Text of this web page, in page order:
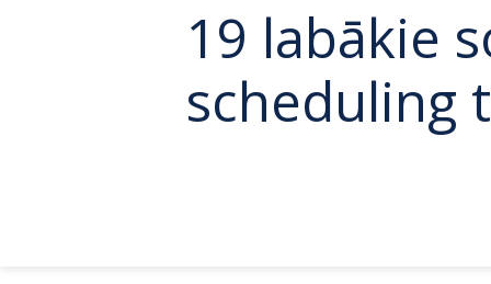
19 labākie
scheduling